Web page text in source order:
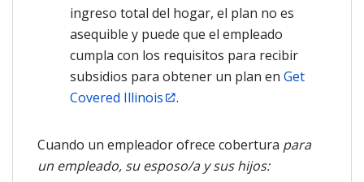
ingreso total del hogar, el plan no es
asequible y puede que el empleado
cumpla con los requisitos para recibir
subsidios para obtener un plan en Get
Covered Illinois
.
Cuando un empleador ofrece cobertura para
un empleado, su esposo/a y sus hijos: